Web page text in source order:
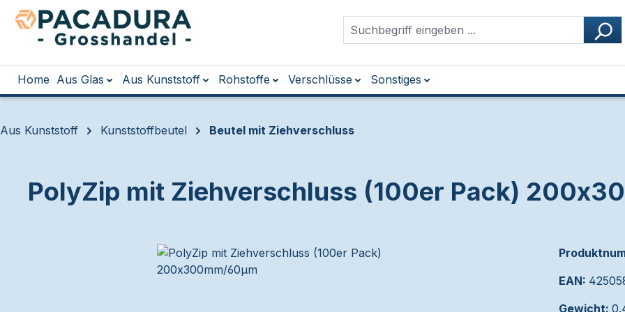
Hauptinhalt springen
Zur Suche springen
Zur Hauptnavigation springen
Home Aus Glas Aus Kunststoff Rohstoffe Verschlüsse Sonstiges
Aus Kunststoff Kunststoffbeutel Beutel mit Ziehverschluss
PolyZip mit Ziehverschluss (100er Pack)
EAN:
Gewicht: